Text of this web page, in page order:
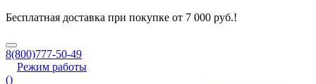
Бесплатная доставка при покупке от 7 000 руб.!
8(800)777-50-49
Режим работы
()